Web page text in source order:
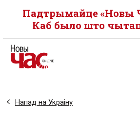
Падтрымайце «Новы
Каб было што
Напад на Украіну